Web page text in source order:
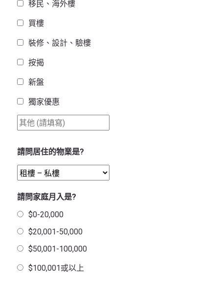
移民、海外樓
買樓
裝修、設計、驗樓
按揭
新盤
獨家優惠
請問居住的物業是?
請問家庭月入是?
$0-20,000
$20,001-50,000
$50,001-100,000
$100,001或以上